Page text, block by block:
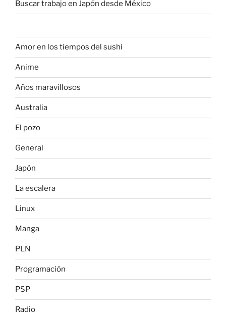
Buscar trabajo en Japón desde México
Amor en los tiempos del sushi
Anime
Años maravillosos
Australia
El pozo
General
Japón
La escalera
Linux
Manga
PLN
Programación
PSP
Radio